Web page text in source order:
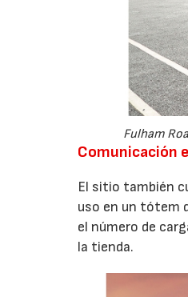
Fulham
Comunicación
El sitio también
uso en un tótem
el número de
la tienda.